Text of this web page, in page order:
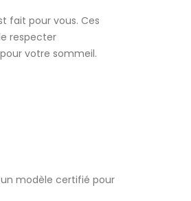
fait pour vous. Ces
respecter
votre sommeil.
modèle certifié pour